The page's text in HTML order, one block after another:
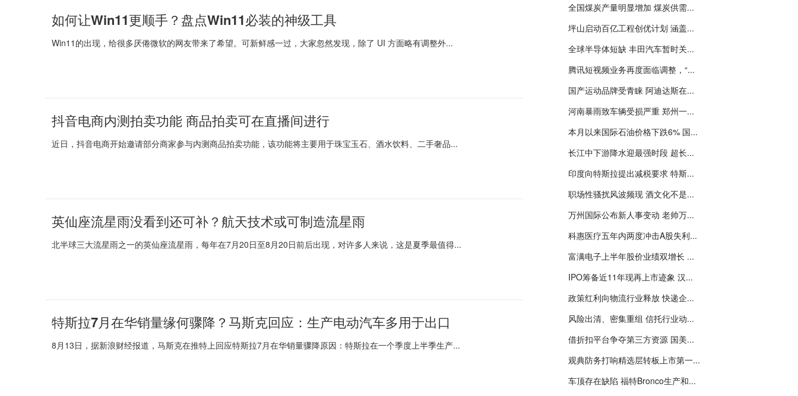
如何让Win11更顺手？盘点Win11必装的神级工具
Win11的出现，给很多厌倦微软的网友带来了希望。可新鲜感一过，大家忽然发现，除了 UI 方面略有调整外...
抖音电商内测拍卖功能 商品拍卖可在直播间进行
近日，抖音电商开始邀请部分商家参与内测商品拍卖功能，该功能将主要用于珠宝玉石、酒水饮料、二手奢品...
英仙座流星雨没看到还可补？航天技术或可制造流星雨
北半球三大流星雨之一的英仙座流星雨，每年在7月20日至8月20日前后出现，对许多人来说，这是夏季最值得...
特斯拉7月在华销量缘何骤降？马斯克回应：生产电动汽车多用于出口
8月13日，据新浪财经报道，马斯克在推特上回应特斯拉7月在华销量骤降原因：特斯拉在一个季度上半季生产...
全国煤炭产量明显增加 煤炭供需...
坪山启动百亿工程创优计划 涵盖...
全球半导体短缺 丰田汽车暂时关...
腾讯短视频业务再度面临调整，“...
国产运动品牌受青睐 阿迪达斯在...
河南暴雨致车辆受损严重 郑州一...
本月以来国际石油价格下跌6% 国...
长江中下游降水迎最强时段 超长...
印度向特斯拉提出减税要求 特斯...
职场性骚扰风波频现 酒文化不是...
万州国际公布新人事变动 老帅万...
科惠医疗五年内两度冲击A股失利...
富满电子上半年股价业绩双增长 ...
IPO筹备近11年现再上市迹象 汉...
政策红利向物流行业释放 快递企...
风险出清、密集重组 信托行业动...
借折扣平台争夺第三方资源 国美...
观典防务打响精选层转板上市第一...
车顶存在缺陷 福特Bronco生产和...